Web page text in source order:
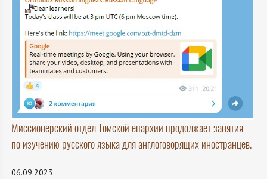
Миссионерский отдел Томской епархии продолжает занятия
по изучению русского языка для англоговорящих иностранцев.
06.09.2023